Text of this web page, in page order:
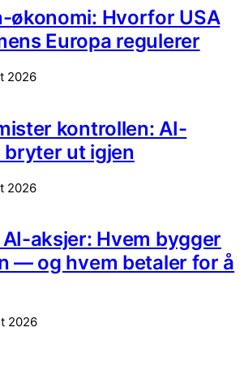
økonomi: Hvorfor USA
Europa regulerer
2026
kontrollen: AI-
bryter ut igjen
2026
aksjer: Hvem bygger
— og hvem betaler for å
2026